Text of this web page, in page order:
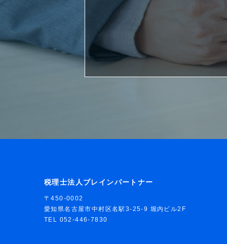
税理士法人ブレインパートナー
〒450-0002
愛知県名古屋市中村区名駅3-25-9 堀内ビル2F
TEL 052-446-7830